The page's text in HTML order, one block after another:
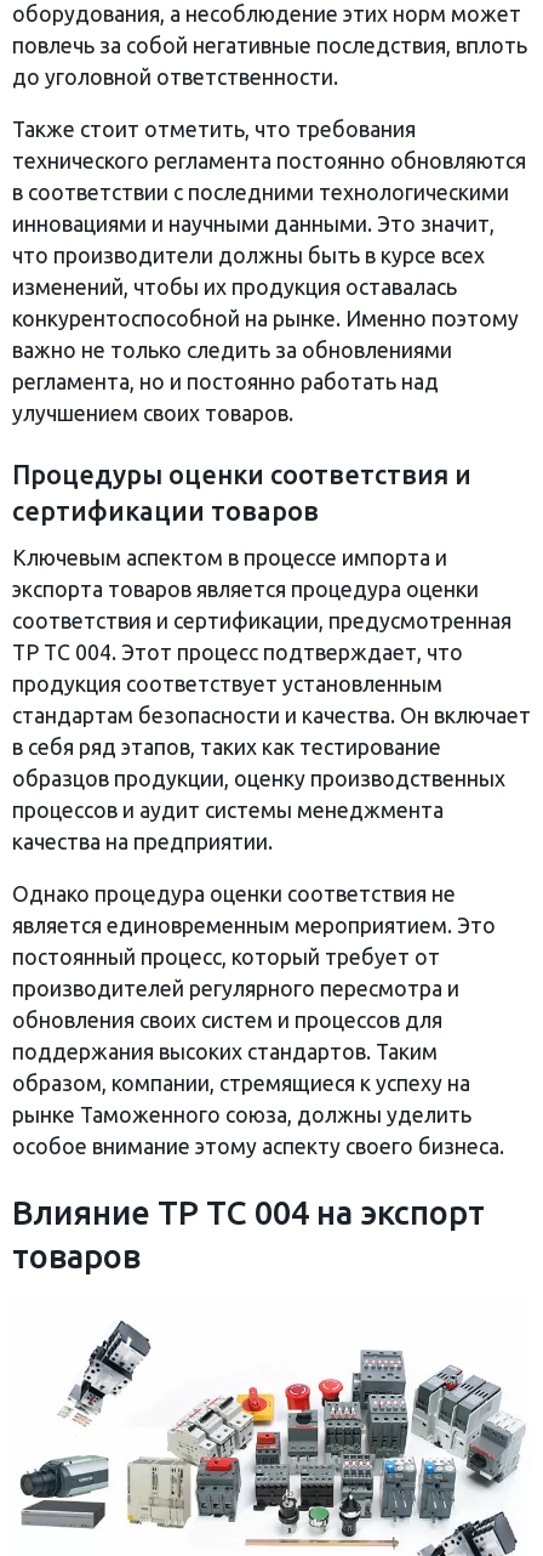
оборудования, а несоблюдение этих норм может
повлечь за собой негативные последствия, вплоть
до уголовной ответственности.
Также стоит отметить, что требования
технического регламента постоянно обновляются
в соответствии с последними технологическими
инновациями и научными данными. Это значит,
что производители должны быть в курсе всех
изменений, чтобы их продукция оставалась
конкурентоспособной на рынке. Именно поэтому
важно не только следить за обновлениями
регламента, но и постоянно работать над
улучшением своих товаров.
Процедуры оценки соответствия и
сертификации товаров
Ключевым аспектом в процессе импорта и
экспорта товаров является процедура оценки
соответствия и сертификации, предусмотренная
ТР ТС 004. Этот процесс подтверждает, что
продукция соответствует установленным
стандартам безопасности и качества. Он включает
в себя ряд этапов, таких как тестирование
образцов продукции, оценку производственных
процессов и аудит системы менеджмента
качества на предприятии.
Однако процедура оценки соответствия не
является единовременным мероприятием. Это
постоянный процесс, который требует от
производителей регулярного пересмотра и
обновления своих систем и процессов для
поддержания высоких стандартов. Таким
образом, компании, стремящиеся к успеху на
рынке Таможенного союза, должны уделить
особое внимание этому аспекту своего бизнеса.
Влияние ТР ТС 004 на экспорт
товаров